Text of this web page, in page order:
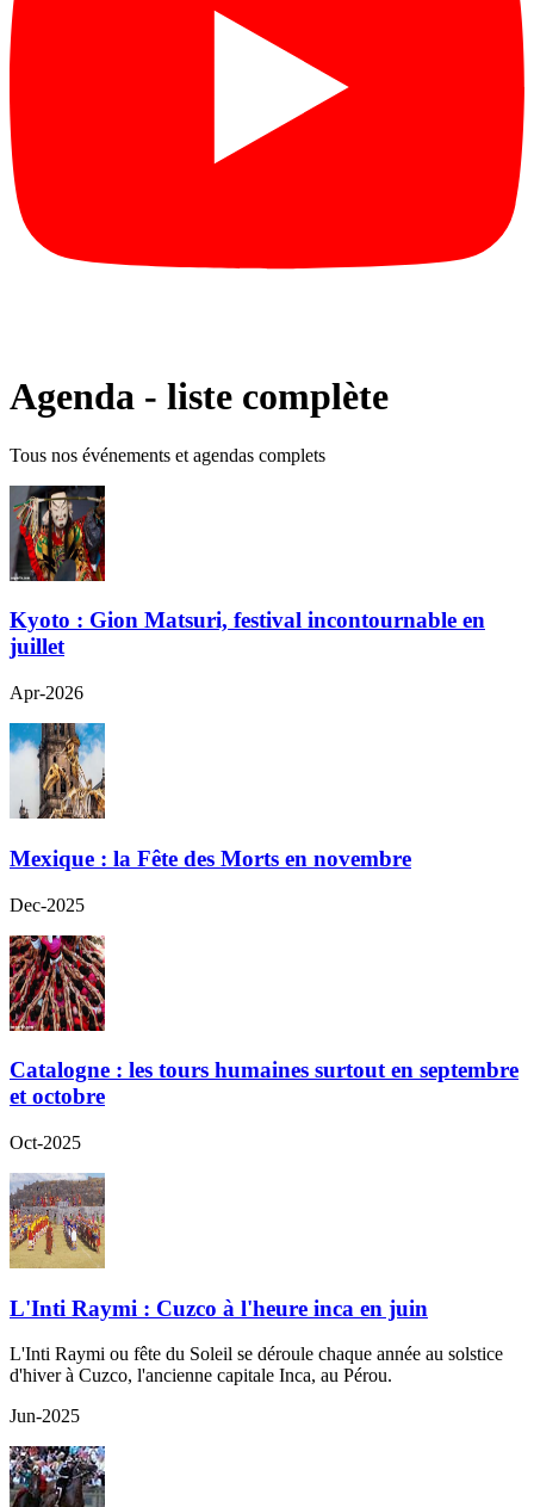
Agenda - liste complète
Tous nos événements et agendas complets
Kyoto : Gion Matsuri, festival incontournable en
juillet
Apr-2026
Mexique : la Fête des Morts en novembre
Dec-2025
Catalogne : les tours humaines surtout en septembre
et octobre
Oct-2025
L'Inti Raymi : Cuzco à l'heure inca en juin
L'Inti Raymi ou fête du Soleil se déroule chaque année au solstice
d'hiver à Cuzco, l'ancienne capitale Inca, au Pérou.
Jun-2025